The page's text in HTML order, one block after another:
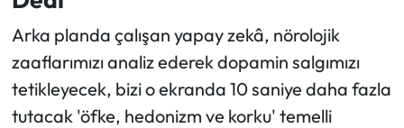
Arka planda çalışan yapay zekâ, nörolojik
zaaflarımızı analiz ederek dopamin salgımızı
tetikleyecek, bizi o ekranda 10 saniye daha fazla
tutacak 'öfke, hedonizm ve korku' temelli